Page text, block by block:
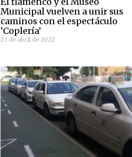
Municipal vuelven a unir sus
caminos con el espectáculo
‘Coplería’
23 de abril de 2022